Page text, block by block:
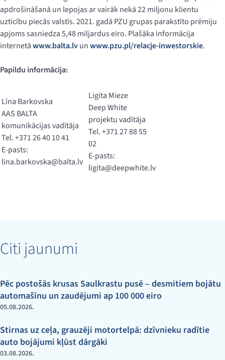
apdrošināšanā un lepojas ar vairāk nekā 22 miljonu klientu
uzticību piecās valstīs. 2021. gadā PZU grupas parakstīto prēmiju
apjoms sasniedza 5,48 miljardus eiro. Plašāka informācija
internetāwww.balta.lvunwww.pzu.pl/relacje-inwestorskie.
Papildu informācija:
Līna Barkovska
AAS BALTA
komunikācijas vadītāja
Tel. +371 26 40 10 41
E-pasts:
lina.barkovska@balta.lv
Ligita Mieze
Deep White
projektu vadītāja
Tel. +371 27 88 55
02
E-pasts:
ligita@deepwhite.lv
Citi jaunumi
Pēc postošās krusas Saulkrastu pusē – desmitiem bojātu
automašīnu un zaudējumi ap 100 000 eiro
05.08.2026.
Stirnas uz ceļa, grauzēji motortelpā: dzīvnieku radītie
auto bojājumi kļūst dārgāki
03.08.2026.